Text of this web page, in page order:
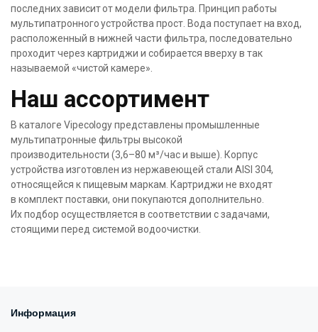
последних зависит от модели фильтра. Принцип работы
мультипатронного устройства прост. Вода поступает на вход,
расположенный в нижней части фильтра, последовательно
проходит через картриджи и собирается вверху в так
называемой «чистой камере».
Наш ассортимент
В каталоге Vipecology представлены промышленные
мультипатронные фильтры высокой
производительности (3,6–80 м³/час и выше). Корпус
устройства изготовлен из нержавеющей стали AISI 304,
относящейся к пищевым маркам. Картриджи не входят
в комплект поставки, они покупаются дополнительно.
Их подбор осуществляется в соответствии с задачами,
стоящими перед системой водоочистки.
Информация